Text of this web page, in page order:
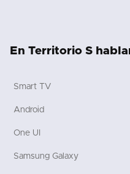
En Territorio S
Smart TV
Android
One UI
Samsung Galaxy